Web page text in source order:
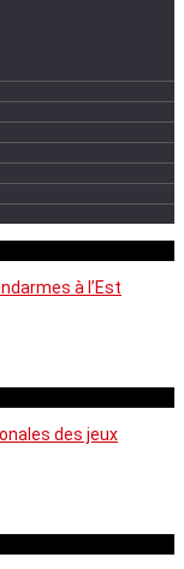
à l’Est
des jeux